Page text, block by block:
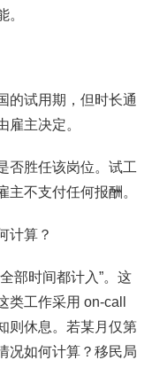
。
的试用期，但时长通
雇主决定。
否胜任该岗位。试工
不支付任何报酬。
计算？
部时间都计入”。这
工作采用 on-call
则休息。若某月仅第
况如何计算？移民局